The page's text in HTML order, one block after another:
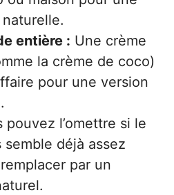
entière : Une crème
la crème de coco)
pour une version
pouvez l’omettre si le
déjà assez
par un